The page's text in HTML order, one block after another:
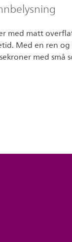
med matt
Med en ren
med små